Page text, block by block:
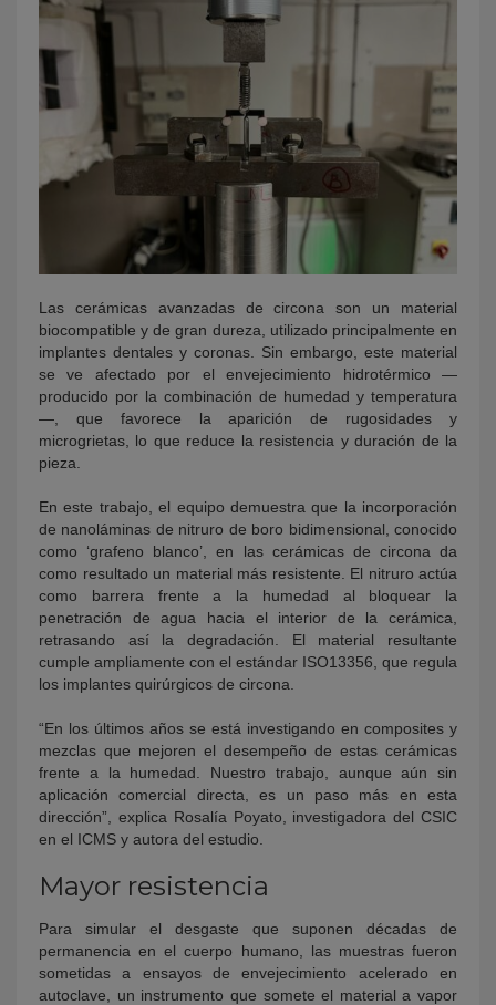
Las cerámicas avanzadas de circona son un material
biocompatible y de gran dureza, utilizado principalmente en
implantes dentales y coronas. Sin embargo, este material
se ve afectado por el envejecimiento hidrotérmico —
producido por la combinación de humedad y temperatura
—, que favorece la aparición de rugosidades y
microgrietas, lo que reduce la resistencia y duración de la
pieza.
En este trabajo, el equipo demuestra que la incorporación
de nanoláminas de nitruro de boro bidimensional, conocido
como ‘grafeno blanco’, en las cerámicas de circona da
como resultado un material más resistente. El nitruro actúa
como barrera frente a la humedad al bloquear la
penetración de agua hacia el interior de la cerámica,
retrasando así la degradación. El material resultante
cumple ampliamente con el estándar ISO13356, que regula
los implantes quirúrgicos de circona.
“En los últimos años se está investigando en composites y
mezclas que mejoren el desempeño de estas cerámicas
frente a la humedad. Nuestro trabajo, aunque aún sin
aplicación comercial directa, es un paso más en esta
dirección”, explica Rosalía Poyato, investigadora del CSIC
en el ICMS y autora del estudio.
Mayor resistencia
Para simular el desgaste que suponen décadas de
permanencia en el cuerpo humano, las muestras fueron
sometidas a ensayos de envejecimiento acelerado en
autoclave, un instrumento que somete el material a vapor